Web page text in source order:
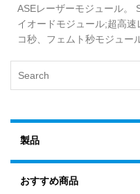
ASEレーザーモジュール。
イオードモジュール;超高
コ秒、フェムト秒モジュー
製品
おすすめ商品